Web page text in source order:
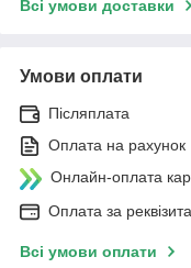
Всі умови доставки
Умови оплати
Післяплата
Оплата на рахунок
Онлайн-оплата
Оплата за
Всі умови оплати